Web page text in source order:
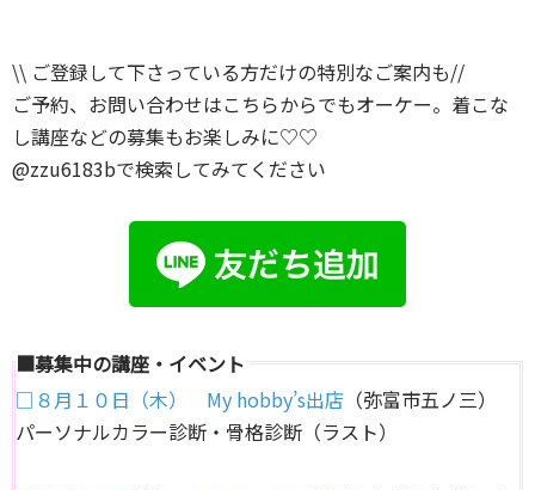
\\ ご登録して下さっている方だけの特別なご案内も//
ご予約、お問い合わせはこちらからでもオーケー。着こな
し講座などの募集もお楽しみに♡♡
@zzu6183bで検索してみてください
■募集中の講座・イベント
□８月１０日（木） My hobby’s出店 （弥富市五ノ三）
パーソナルカラー診断・骨格診断（ラスト）